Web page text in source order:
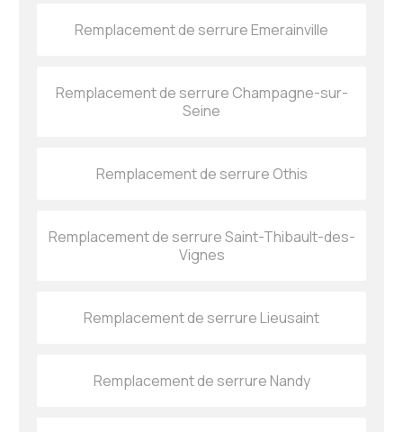
Remplacement de serrure Emerainville
Remplacement de serrure Champagne-sur-
Seine
Remplacement de serrure Othis
Remplacement de serrure Saint-Thibault-des-
Vignes
Remplacement de serrure Lieusaint
Remplacement de serrure Nandy